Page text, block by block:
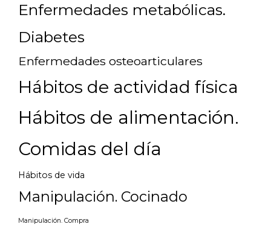
Enfermedades metabólicas.
Diabetes
Enfermedades osteoarticulares
Hábitos de actividad física
Hábitos de alimentación.
Comidas del día
Hábitos de vida
Manipulación. Cocinado
Manipulación. Compra